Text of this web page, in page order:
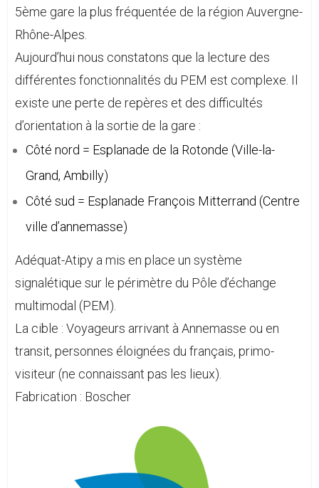
5ème gare la plus fréquentée de la région Auvergne-
Rhône-Alpes.
Aujourd’hui nous constatons que la lecture des
différentes fonctionnalités du PEM est complexe. Il
existe une perte de repères et des difficultés
d’orientation à la sortie de la gare :
Côté nord = Esplanade de la Rotonde (Ville-la-
Grand, Ambilly)
Côté sud = Esplanade François Mitterrand (Centre
ville d’annemasse)
Adéquat-Atipy a mis en place un système
signalétique sur le périmètre du Pôle d’échange
multimodal (PEM).
La cible : Voyageurs arrivant à Annemasse ou en
transit, personnes éloignées du français, primo-
visiteur (ne connaissant pas les lieux).
Fabrication : Boscher